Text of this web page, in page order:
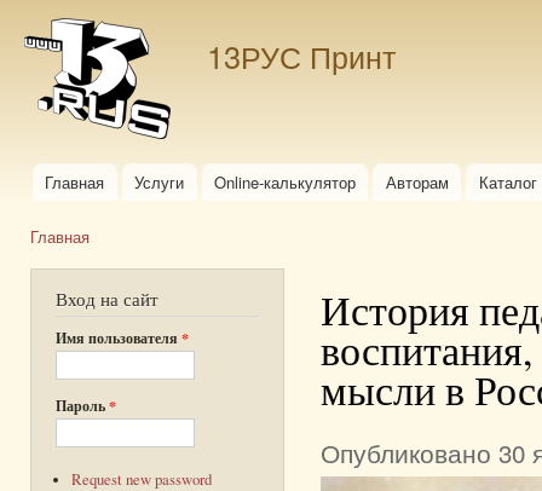
13РУС Принт
Главное меню
Главная Услуги Online-калькулятор Авторам
Главная
Вход на сайт
Имя пользователя *
Пароль*
Request new password
История
мысли в
Опубликовано 30